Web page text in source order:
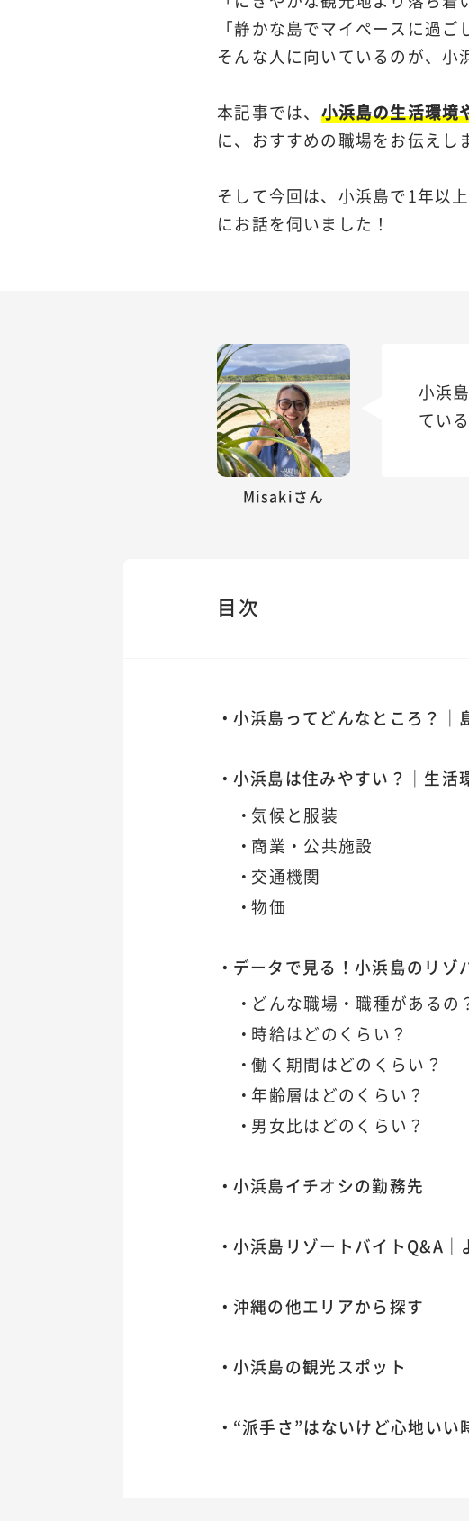
「静かな島でマイペースに過ご
そんな人に向いているのが、小
本記事では、 小浜島の生活環境
に、おすすめの職場をお伝えし
そして今回は、小浜島で1年以
にお話を伺いました！
Misakiさん
小浜
てい
目次
小浜島ってどんなところ？｜
小浜島は住みやすい？｜生活
気候と服装
商業・公共施設
交通機関
物価
データで見る！小浜島のリゾ
どんな職場・職種があるの
時給はどのくらい？
働く期間はどのくらい？
年齢層はどのくらい？
男女比はどのくらい？
小浜島イチオシの勤務先
小浜島リゾートバイトQ&A｜
沖縄の他エリアから探す
小浜島の観光スポット
“派手さ”はないけど心地いい